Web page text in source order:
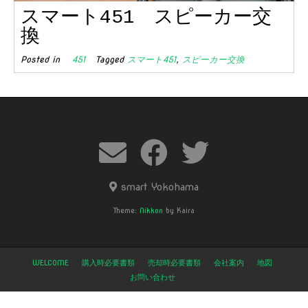
スマート451 スピーカー交
換
Posted in 451 Tagged スマート451, スピーカー交換
smart Yokohama
Theme: Nikkon by Kaira
WELCOME 購入時必要書類 売却時必要書類 会社案内
地図
お問い合わせ